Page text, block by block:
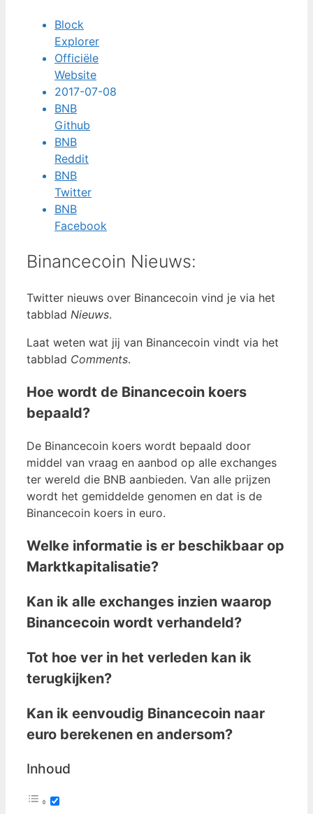
Block
Explorer
Officiële
Website
2017-07-08
BNB
Github
BNB
Reddit
BNB
Twitter
BNB
Facebook
Binancecoin Nieuws:
Twitter nieuws over Binancecoin vind je via het
tabblad Nieuws.
Laat weten wat jij van Binancecoin vindt via het
tabblad Comments.
Hoe wordt de Binancecoin koers
bepaald?
De Binancecoin koers wordt bepaald door
middel van vraag en aanbod op alle exchanges
ter wereld die BNB aanbieden. Van alle prijzen
wordt het gemiddelde genomen en dat is de
Binancecoin koers in euro.
Welke informatie is er beschikbaar op
Marktkapitalisatie?
Kan ik alle exchanges inzien waarop
Binancecoin wordt verhandeld?
Tot hoe ver in het verleden kan ik
terugkijken?
Kan ik eenvoudig Binancecoin naar
euro berekenen en andersom?
Inhoud